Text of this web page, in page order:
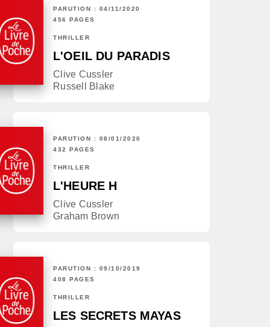
PARUTION : 04/11/2020
456 PAGES
THRILLER
L'OEIL DU PARADIS
Clive Cussler
Russell Blake
PARUTION : 08/01/2020
432 PAGES
THRILLER
L'HEURE H
Clive Cussler
Graham Brown
PARUTION : 09/10/2019
408 PAGES
THRILLER
LES SECRETS MAYAS